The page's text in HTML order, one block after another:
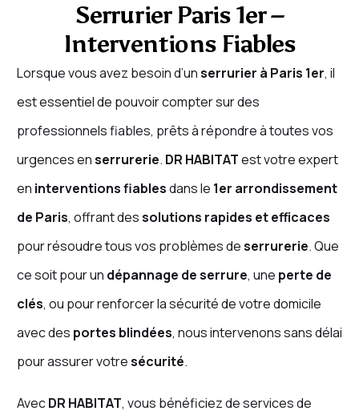
Serrurier Paris 1er –
Interventions Fiables
Lorsque vous avez besoin d’unserrurier à Paris 1er, il
est essentiel de pouvoir compter sur des
professionnels fiables, prêts à répondre à toutes vos
urgences enserrurerie. DR HABITATest votre expert
en interventions fiablesdans le 1er arrondissement
de Paris, offrant dessolutions rapides et efficaces
pour résoudre tous vos problèmes deserrurerie. Que
ce soit pour un dépannage de serrure, une perte de
clés, ou pour renforcer la sécurité de votre domicile
avec des portes blindées, nous intervenons sans délai
pour assurer votresécurité.
AvecDR HABITAT, vous bénéficiez de services de